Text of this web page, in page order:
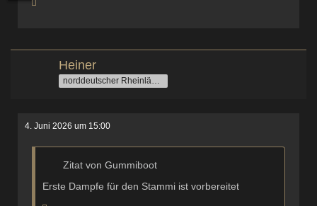
Heiner
norddeutscher Rheinländer
4. Juni 2026 um 15:00
Zitat von Gummiboot
Erste Dampfe für den Stammi ist vorbereitet